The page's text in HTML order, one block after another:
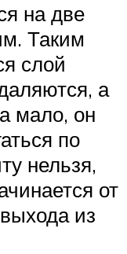
на две
Таким
слой
а
мало, он
по
нельзя,
от
из